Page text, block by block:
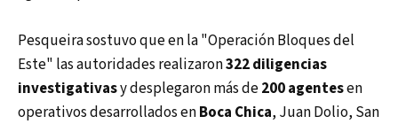
Pesqueira sostuvo que en la "Operación Bloques del
Este" las autoridades realizaron322 diligencias
investigativasy desplegaron más de200 agentesen
operativos desarrollados enBoca Chica, Juan Dolio, San